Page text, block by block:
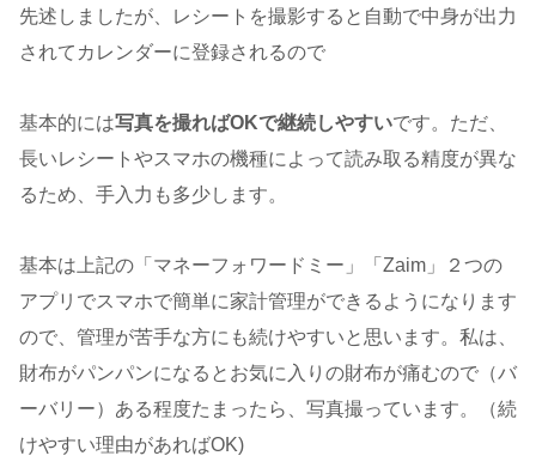
先述しましたが、レシートを撮影すると自動で中身が出力
されてカレンダーに登録されるので
基本的には写真を撮ればOKで継続しやすいです。ただ、
長いレシートやスマホの機種によって読み取る精度が異な
るため、手入力も多少します。
基本は上記の「マネーフォワードミー」「Zaim」２つの
アプリでスマホで簡単に家計管理ができるようになります
ので、管理が苦手な方にも続けやすいと思います。私は、
財布がパンパンになるとお気に入りの財布が痛むので（バ
ーバリー）ある程度たまったら、写真撮っています。（続
けやすい理由があればOK)